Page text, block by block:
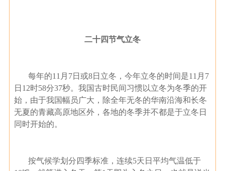
二十四节气立冬
每年的11月7日或8日立冬，今年立冬的时间是11月7
日12时58分37秒。我国古时民间习惯以立冬为冬季的开
始，由于我国幅员广大，除全年无冬的华南沿海和长冬
无夏的青藏高原地区外，各地的冬季并不都是于立冬日
同时开始的。
按气候学划分四季标准，连续5天日平均气温低于